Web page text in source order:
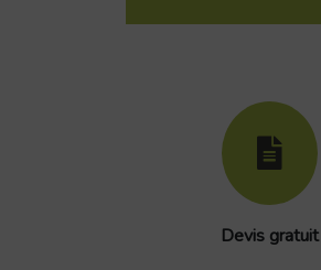
Devis gratuit